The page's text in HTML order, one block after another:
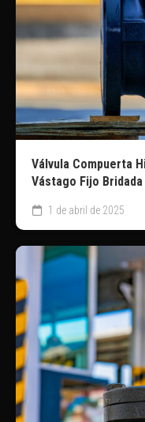
Válvula Compuerta
Vástago Fijo Bridada
1 de abril de 2025